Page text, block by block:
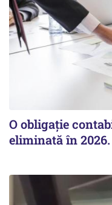
O obligație
eliminată în